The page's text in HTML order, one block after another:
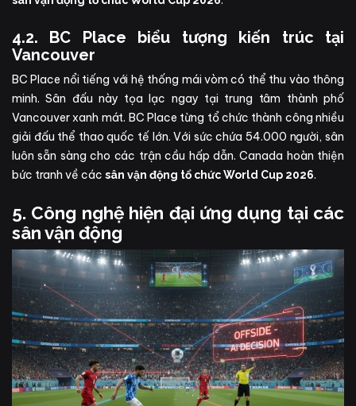
4.2. BC Place biểu tượng kiến trúc tại
Vancouver
BC Place nổi tiếng với hệ thống mái vòm có thể thu vào thông
minh. Sân đấu này tọa lạc ngay tại trung tâm thành phố
Vancouver xanh mát. BC Place từng tổ chức thành công nhiều
giải đấu thể thao quốc tế lớn. Với sức chứa 54.000 người, sân
luôn sẵn sàng cho các trận cầu hấp dẫn. Canada hoàn thiện
bức tranh về các sân vận động tổ chức World Cup 2026.
5. Công nghệ hiện đại ứng dụng tại các
sân vận động